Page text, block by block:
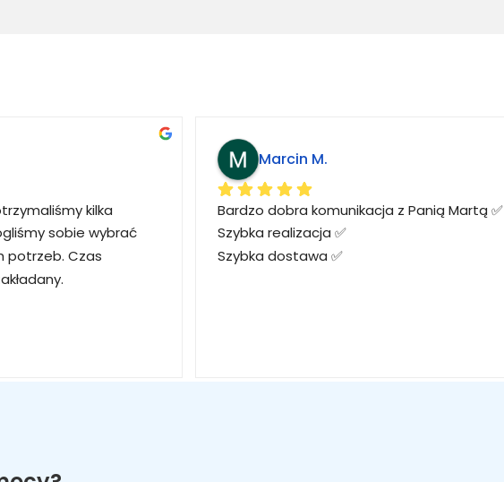
kilka
sobie wybrać
potrzeb. Czas
Marcin M.
Bardzo dobra komunikacja z Panią Martą ✅
Szybka realizacja ✅
Szybka dostawa ✅